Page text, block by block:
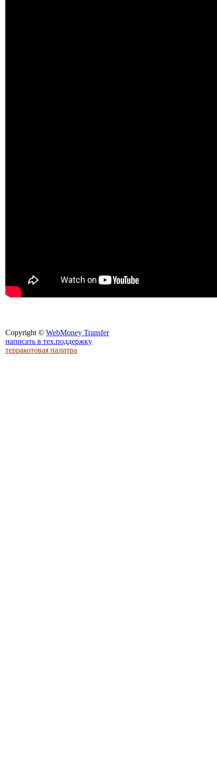
Copyright © WebMoney Transfer
написать в тех.поддержку
терракотовая палитра